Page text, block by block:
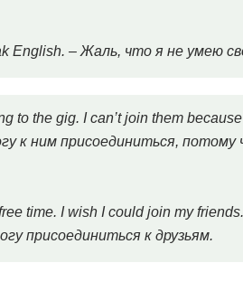
English. – Жаль, что я не умею
to the gig. I can’t join them
к ним присоединиться, потому
time. I wish I could join my
присоединиться к друзьям.